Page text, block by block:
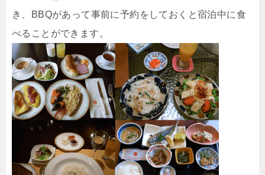
き、BBQがあって事前に予約をしておくと宿泊中に食
べることができます。